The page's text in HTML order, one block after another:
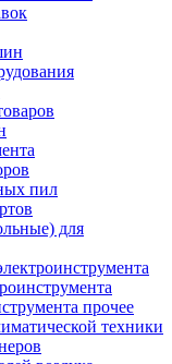
пил
для
прочее
техники